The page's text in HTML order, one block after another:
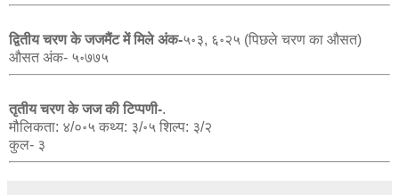
द्वितीय चरण के जजमैंट में मिले अंक-५॰३, ६॰२५ (पिछले चरण का औसत)
औसत अंक- ५॰७७५
तृतीय चरण के जज की टिप्पणी-.
मौलिकता: ४/०॰५ कथ्य: ३/॰५ शिल्प: ३/२
कुल- ३